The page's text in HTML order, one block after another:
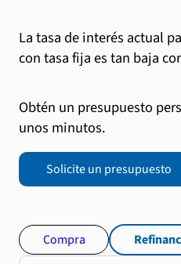
La tasa de interés actual
con tasa fija es tan baja
Obtén un presupuesto
unos minutos.
Solicite un presupuesto
Compra